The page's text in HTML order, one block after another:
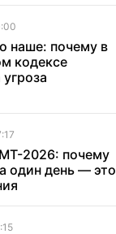
наше: почему в
кодексе
2026: почему
один день — это